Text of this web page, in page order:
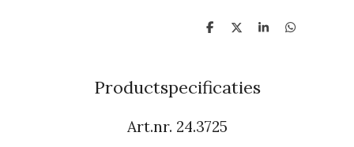
D
n
D
S
D
Productspecificaties
Art.nr. 24.3725